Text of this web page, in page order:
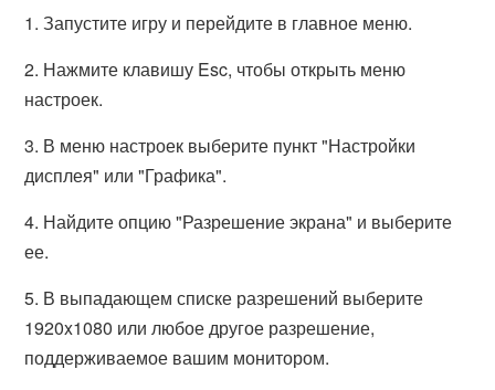
1. Запустите игру и перейдите в главное меню.
2. Нажмите клавишу Esc, чтобы открыть меню
настроек.
3. В меню настроек выберите пункт "Настройки
дисплея" или "Графика".
4. Найдите опцию "Разрешение экрана" и выберите
ее.
5. В выпадающем списке разрешений выберите
1920x1080 или любое другое разрешение,
поддерживаемое вашим монитором.